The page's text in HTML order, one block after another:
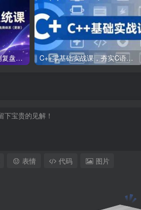
TikTok实战系统课，案例复盘、数据解析、运营执行，从0到1构建千万级电商体系（更新） C++零基础实战课，夯实C语言基础、贯穿游戏项目、掌握开发思维，学成可挑战月薪15K+岗位
表情 代码 图片